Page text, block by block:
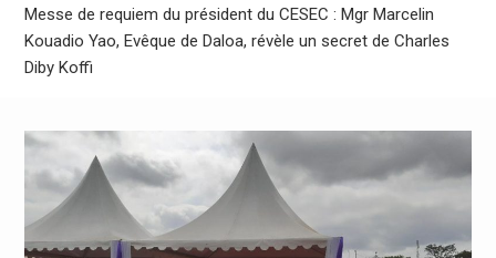
Messe de requiem du président du CESEC : Mgr Marcelin
Kouadio Yao, Evêque de Daloa, révèle un secret de Charles
Diby Koffi